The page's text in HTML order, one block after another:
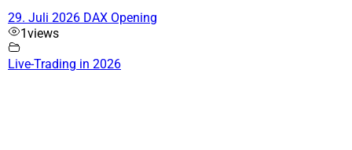
29. Juli 2026 DAX Opening
1views
Live-Trading in 2026